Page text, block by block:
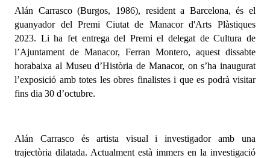
Alán Carrasco (Burgos, 1986), resident a Barcelona, és el
guanyador delPremi Ciutat de Manacor d'Arts Plàstiques
2023. Li ha fet entrega del Premi el delegat de Cultura de
l’Ajuntament de Manacor, Ferran Montero, aquest dissabte
horabaixa al Museu d’Història de Manacor, on s’ha inaugurat
l’exposició amb totes les obres finalistes i que es podrà visitar
fins dia 30 d’octubre.
Alán Carrasco és artista visual i investigador amb una
trajectòria dilatada. Actualment està immers en la investigació